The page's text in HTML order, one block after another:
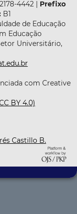
4442 | Prefixo
B1
de Educação
Educação
Universitário,
com Creative
BY 4.0)
Castillo B.